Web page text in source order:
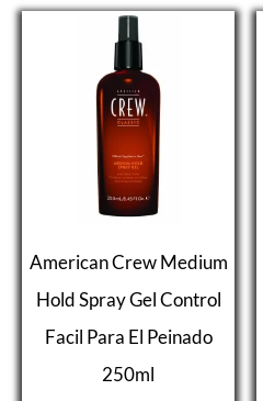
American Crew Medium
Hold Spray Gel Control
Facil Para El Peinado
250ml